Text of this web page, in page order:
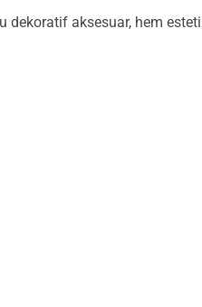
dekoratif aksesuar, hem